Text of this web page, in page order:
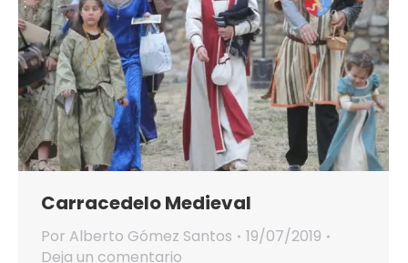
Carracedelo Medieval
Por Alberto Gómez Santos
19/07/2019
Deja un comentario